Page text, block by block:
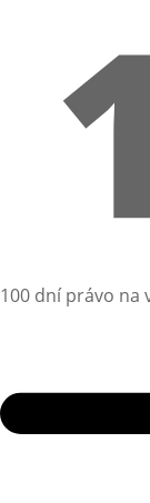
100 dní právo na